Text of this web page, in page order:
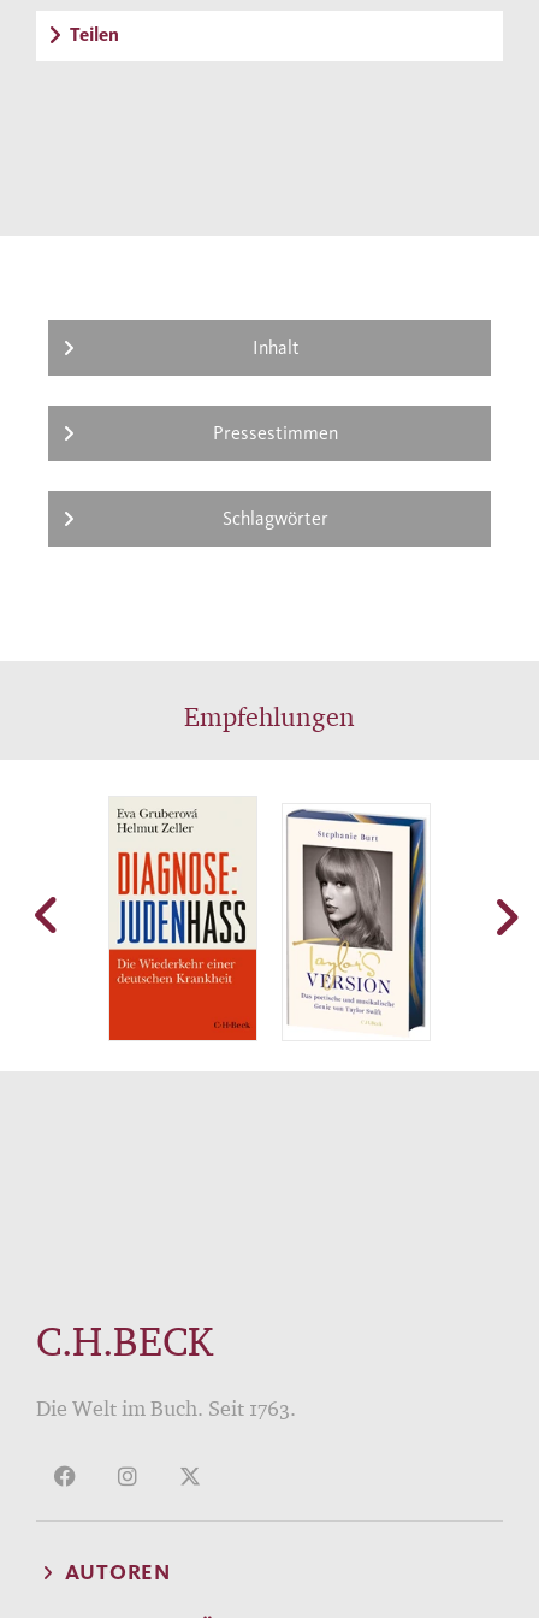
Objektifizierung und männlichen
Teilen
Inhalt
Pressestimmen
Schlagwörter
Empfehlungen
C.H.BECK
Die Welt im Buch. Seit 1763.
AUTOREN